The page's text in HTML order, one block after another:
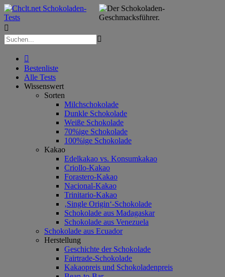



Bestenliste
Alle Tests
Wissenswert
Sorten
Milchschokolade
Dunkle Schokolade
Weiße Schokolade
70%ige Schokolade
100%ige Schokolade
Kakao
Edelkakao vs. Konsumkakao
Criollo-Kakao
Forastero-Kakao
Nacional-Kakao
Trinitario-Kakao
‚Single Origin‘-Schokolade
Schokolade aus Madagaskar
Schokolade aus Venezuela
Schokolade aus Ecuador
Herstellung
Geschichte der Schokolade
Fairtrade-Schokolade
Kakaopreis und Schokoladenpreis